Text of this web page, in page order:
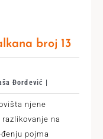
broj 13
Đorđević |
njene
na
pojma